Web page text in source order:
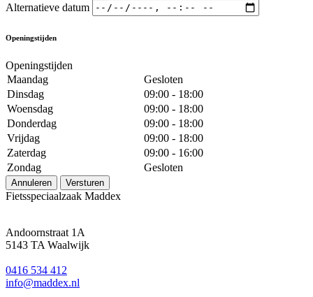
Alternatieve datum
Openingstijden
Openingstijden
Maandag
Gesloten
Dinsdag
09:00 - 18:00
Woensdag
09:00 - 18:00
Donderdag
09:00 - 18:00
Vrijdag
09:00 - 18:00
Zaterdag
09:00 - 16:00
Zondag
Gesloten
Annuleren Versturen
Fietsspeciaalzaak Maddex
Andoornstraat 1A
5143 TA Waalwijk
0416 534 412
info@maddex.nl